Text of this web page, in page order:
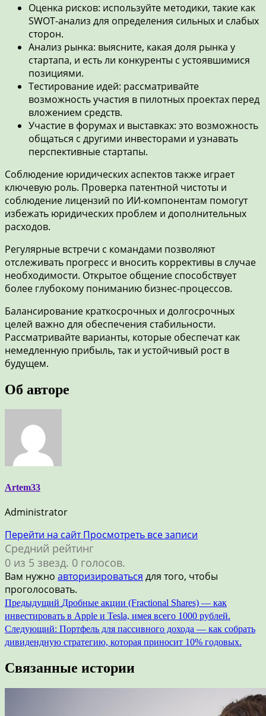
Оценка рисков: используйте методики, такие как
SWOT-анализ для определения сильных и слабых
сторон.
Анализ рынка: выясните, какая доля рынка у
стартапа, и есть ли конкуренты с устоявшимися
позициями.
Тестирование идей: рассматривайте
возможность участия в пилотных проектах перед
вложением средств.
Участие в форумах и выставках: это возможность
общаться с другими инвесторами и узнавать
перспективные стартапы.
Соблюдение юридических аспектов также играет
ключевую роль. Проверка патентной чистоты и
соблюдение лицензий по ИИ-компонентам помогут
избежать юридических проблем и дополнительных
расходов.
Регулярные встречи с командами позволяют
отслеживать прогресс и вносить коррективы в случае
необходимости. Открытое общение способствует
более глубокому пониманию бизнес-процессов.
Балансирование краткосрочных и долгосрочных
целей важно для обеспечения стабильности.
Рассматривайте варианты, которые обеспечат как
немедленную прибыль, так и устойчивый рост в
будущем.
Об авторе
Artem33
Administrator
Перейти на сайтПросмотреть все записи
Средний рейтинг
0 из 5 звезд. 0 голосов.
Вам нужно авторизироваться для того, чтобы
проголосовать.
Навигация
по
записям
Предыдущий Дробные акции (Fractional Shares) — как
инвестировать в Apple и Tesla, имея всего 1000 рублей.
Следующий: Портфель для пассивного дохода — как собрать
дивидендную стратегию, которая приносит 10% годовых.
Связанные истории